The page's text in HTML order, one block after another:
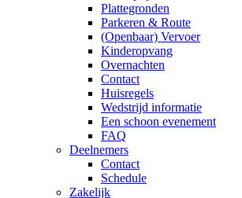
Plattegronden
Parkeren & Route
(Openbaar) Vervoer
Kinderopvang
Overnachten
Contact
Huisregels
Wedstrijd informatie
Een schoon evenement
FAQ
Deelnemers
Contact
Schedule
Zakelijk